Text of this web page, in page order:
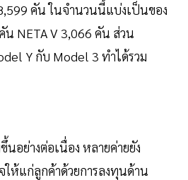
คัน ในจำนวนนี้แบ่งเป็นของ
น NETA V 3,066 คัน ส่วน
Y กับ Model 3 ทำได้รวม
อย่างต่อเนื่อง หลายค่ายยัง
ให้แก่ลูกค้าด้วยการลงทุนด้าน